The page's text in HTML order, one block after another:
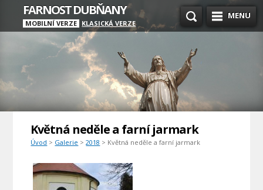
MENU
FARNOST DUBŇANY
MOBILNÍ VERZE KLASICKÁ VERZE
Květná neděle a farní jarmark
Úvod > Galerie >2018 > Květná neděle a farní jarmark